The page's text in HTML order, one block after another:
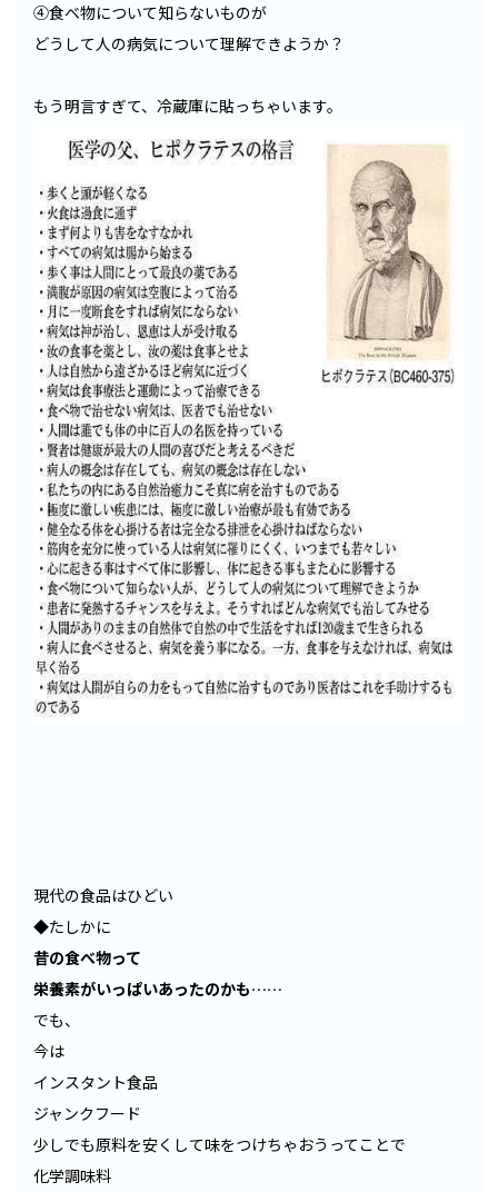
④食べ物について知らないものが
どうして人の病気について理解できようか？
もう明言すぎて、冷蔵庫に貼っちゃいます。
現代の食品はひどい
◆たしかに
昔の食べ物って
栄養素がいっぱいあったのかも……
でも、
今は
インスタント食品
ジャンクフード
少しでも原料を安くして味をつけちゃおうってことで
化学調味料